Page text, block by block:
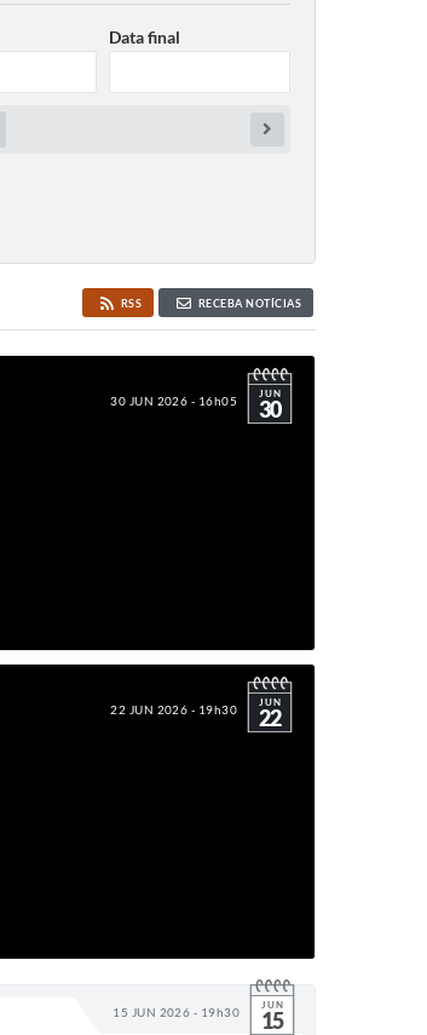
Data final
RSS RECEBA NOTÍCIAS
30 JUN 2026 - 16h05 JUN
30
22 JUN 2026 - 19h30 JUN
22
15 JUN 2026 - 19h30 JUN
15